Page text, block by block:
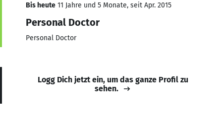
Bis heute 11 Jahre und 5 Monate, seit Apr. 2015
Personal Doctor
Personal Doctor
Logg Dich jetzt ein, um das ganze Profil zu
sehen.